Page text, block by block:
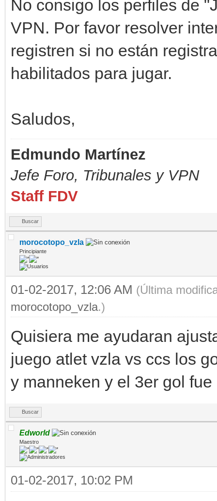
No consigo los perfiles de
VPN. Por favor resolver
registren si no están
habilitados para jugar.
Saludos,
Edmundo Martínez
Jefe Foro, Tribunales y VPN
Staff FDV
Buscar
morocotopo_vzla
Principiante
01-02-2017, 12:06 AM (Última
morocotopo_vzla.)
Quisiera me ayudaran
juego atlet vzla vs ccs los
y manneken y el 3er gol
Buscar
Edworld
Maestro
01-02-2017, 10:02 PM